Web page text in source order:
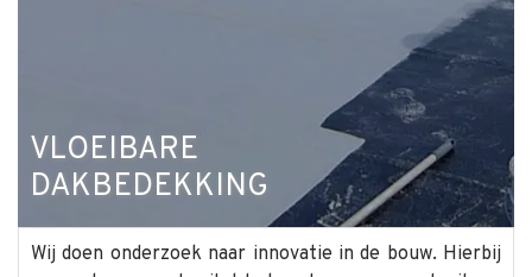
VLOEIBARE
DAKBEDEKKING
Wij doen onderzoek naar innovatie in de bouw. Hierbij